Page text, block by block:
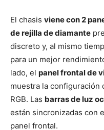
El chasis viene con 2
de rejilla de diamante
discreto y, al mismo
para un mejor
lado, el panel frontal de
muestra la configuración
RGB. Las barras de luz
están sincronizadas con
panel frontal.